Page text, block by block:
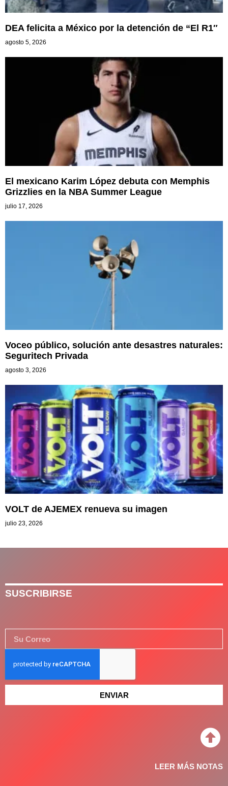
DEA felicita a México por la detención de “El R1″
agosto 5, 2026
El mexicano Karim López debuta con Memphis
Grizzlies en la NBA Summer League
julio 17, 2026
Voceo público, solución ante desastres naturales:
Seguritech Privada
agosto 3, 2026
VOLT de AJEMEX renueva su imagen
julio 23, 2026
SUSCRIBIRSE
ENVIAR
LEER MÁS NOTAS